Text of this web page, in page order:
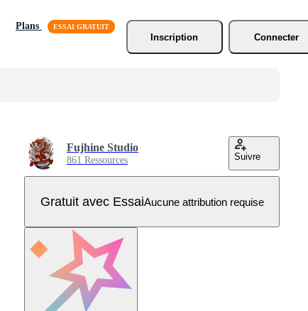
Plans
Inscription
Connecter
Fujhine Studio
861 Ressources Suivre
Gratuit avec EssaiAucune attribution requise